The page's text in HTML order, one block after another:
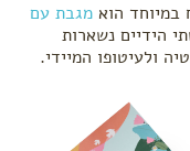
במיוחד הוא מגבת עם
הידיים נשארות
ולעיטופו המיידי.